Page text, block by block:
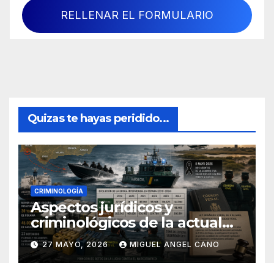
RELLENAR EL FORMULARIO
Quizas te hayas peridido...
CRIMINOLOGÍA
Aspectos jurídicos y
criminológicos de la actual
lucha contra el narcotráfico
en el sur de España
27 MAYO, 2026 MIGUEL ANGEL CANO